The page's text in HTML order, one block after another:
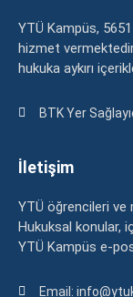
YTÜ Kampüs, 5651
hizmet
hukuka aykırı
BTK Yer
İletişim
YTÜ öğrencileri ve
Hukuksal konular,
YTÜ Kampüs e-
Email: